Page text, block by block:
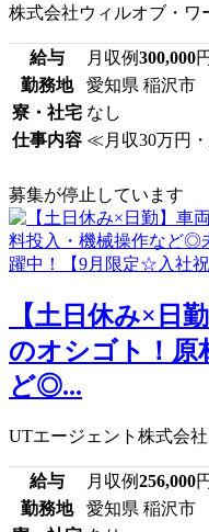
株式会社ウィルオブ・ワ
給与 月収例300,000円
勤務地
愛知県 稲沢市
寮・社宅 なし
仕事内容 ≪月収30万円
募集が停止しています
【土日休み×日
のオシゴト！原
ど◎...
UTエージェント株式会社
給与 月収例256,000円
勤務地
愛知県 稲沢市